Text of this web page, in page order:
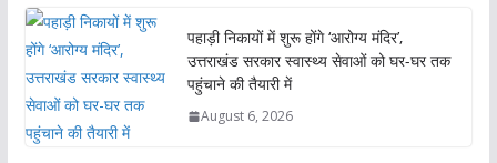
पहाड़ी निकायों में शुरू होंगे ‘आरोग्य मंदिर’,
उत्तराखंड सरकार स्वास्थ्य सेवाओं को घर-घर तक
पहुंचाने की तैयारी में
August 6, 2026